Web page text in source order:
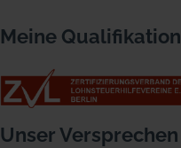
Meine Qualifikation
Unser Versprechen